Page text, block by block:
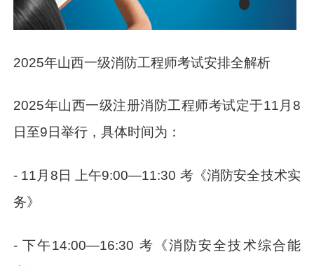
2025年山西一级消防工程师考试安排全解析
2025年山西一级注册消防工程师考试定于11月8
日至9日举行，具体时间为：
- 11月8日 上午9:00—11:30 考《消防安全技术实
务》
- 下午14:00—16:30 考《消防安全技术综合能